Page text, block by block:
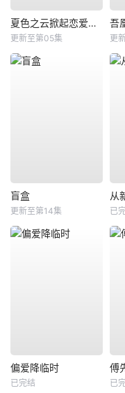
夏色之云掀起恋爱与风暴
更新至第05集
吾
更
盲盒
更新至第14集
从
已
偏爱降临时
已完结
傅
已